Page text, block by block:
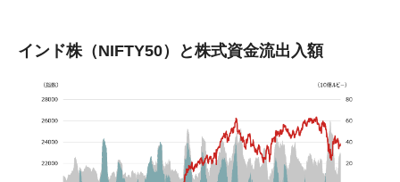
インド株（NIFTY50）と株式資金流出入額